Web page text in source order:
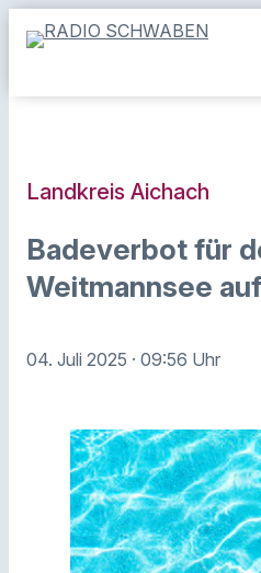
Landkreis Aichach
Badeverbot für
Weitmannsee
04. Juli 2025 · 09:56 Uhr